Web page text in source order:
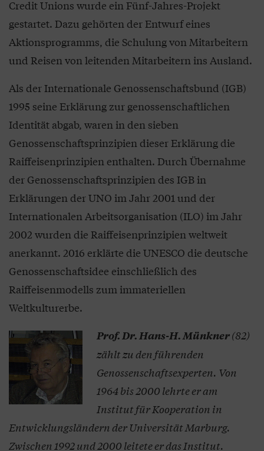
Credit Unions wurde ein Fünf-Jahres-Projekt
gestartet. Dazu gehörten der Entwurf eines
Aktionsprogramms, die Schulung von Mitarbeitern
und Reisen von leitenden Mitarbeitern ins Ausland.
Als der Internationale Genossenschaftsbund (IGB)
1995 seine Erklärung zur genossenschaftlichen
Identität abgab, waren in den sieben
Genossenschaftsprinzipien dieser Erklärung die
Raiffeisenprinzipien enthalten. Durch Übernahme
der Genossenschaftsprinzipien des IGB in
Erklärungen der UNO im Jahr 2001 und der
Internationalen Arbeitsorganisation (ILO) im Jahr
2002 wurden die Raiffeisenprinzipien weltweit
anerkannt. 2016 erklärte die UNESCO die deutsche
Genossenschaftsidee einschließlich des
Raiffeisenmodells zum immateriellen
Weltkulturerbe.
Prof. Dr. Hans-H. Münkner(82)
zählt zu den führenden
Genossenschaftsexperten. Von
1964 bis 2000 lehrte er am
Institut für Kooperation in
Entwicklungsländern der Universität Marburg.
Zwischen 1992 und 2000 leitete er das Institut.